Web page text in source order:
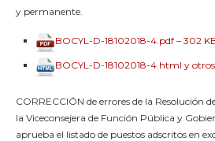
y permanente.
BOCYL-D-18102018-4.pdf – 302
BOCYL-D-18102018-4.html y
CORRECCIÓN de errores de la Resolución
la Viceconsejera de Función Pública y
aprueba el listado de puestos adscritos en